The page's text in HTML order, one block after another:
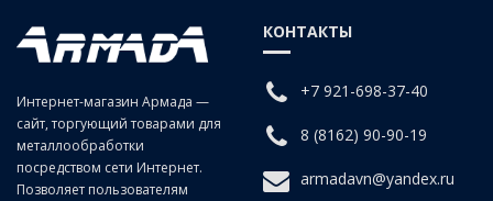
Интернет-магазин Армада —
сайт, торгующий товарами для
металлообработки
посредством сети Интернет.
Позволяет пользователям
КОНТАКТЫ
+7 921-698-37-40
8 (8162) 90-90-19
armadavn@yandex.ru